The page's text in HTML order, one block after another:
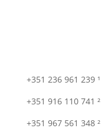
+351 236 961 239 ¹
+351 916 110 741 ²
+351 967 561 348 ²